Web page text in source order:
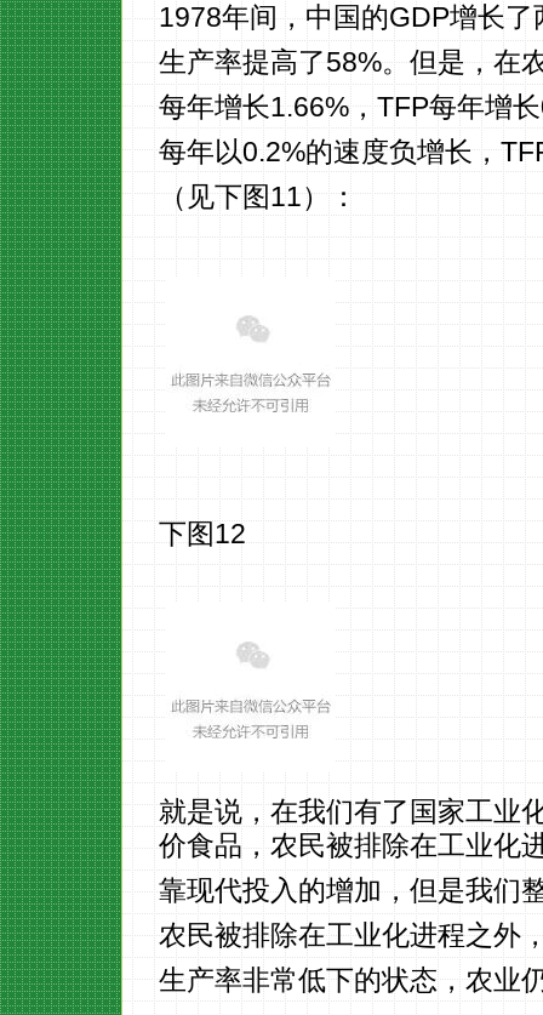
1978年间，中国的GDP增长
生产率提高了58%。但是，在
每年增长1.66%，TFP每年增
每年以0.2%的速度负增长，
（见下图11）：
下图12
就是说，在我们有了国家工业
价食品，农民被排除在工业化
靠现代投入的增加，但是我们
农民被排除在工业化进程之外
生产率非常低下的状态，农业